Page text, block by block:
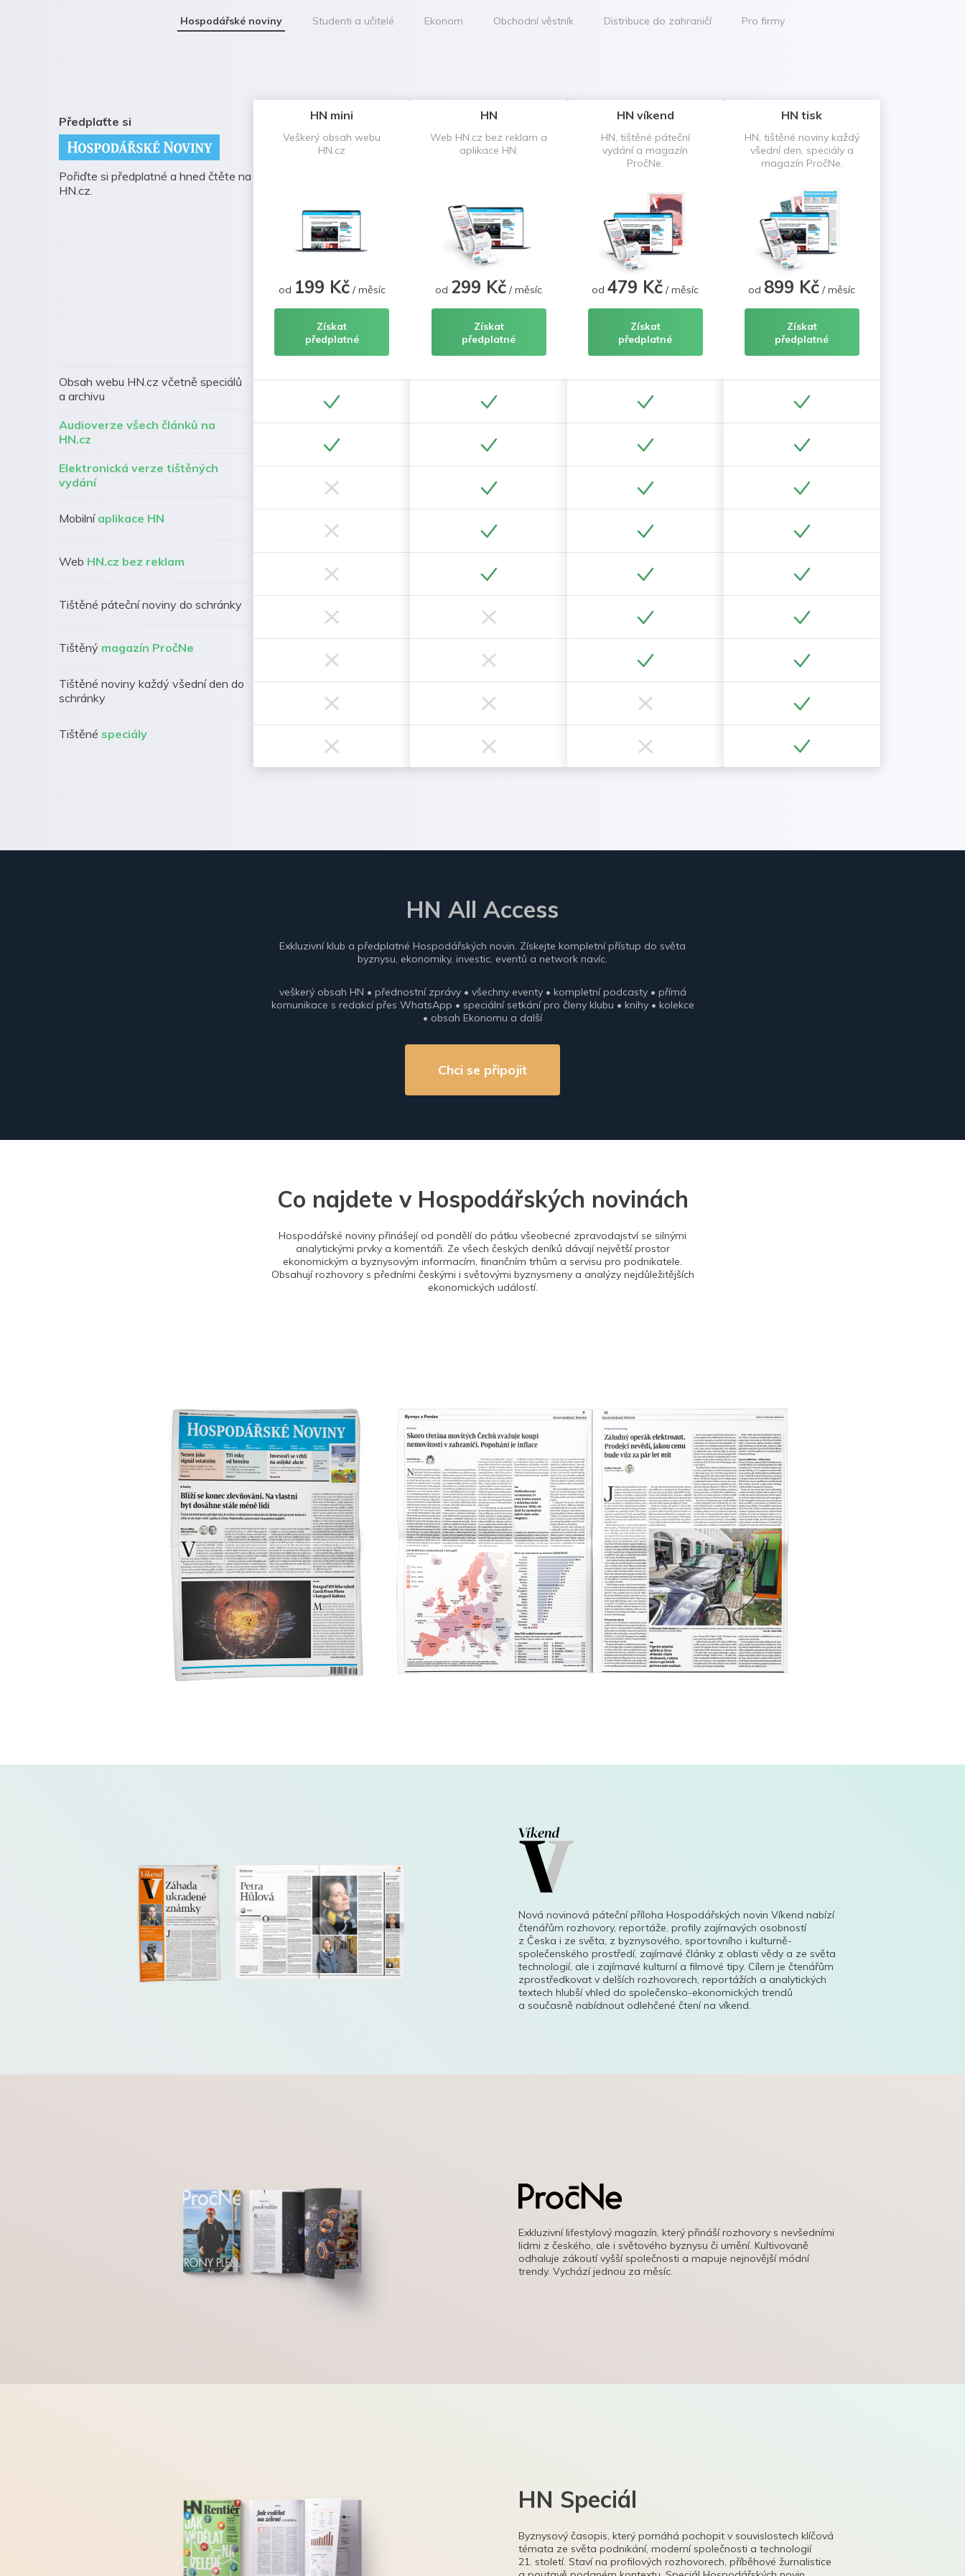
Hospodářské noviny Studenti a učitelé Ekonom Obchodní věstník Distribuce do zahraničí Pro firmy
Předplaťte si
Pořiďte si předplatné a hned čtěte na
HN.cz.
Obsah webu HN.cz včetně speciálů
a archivu
Audioverze všech článků na
HN.cz
Elektronická verze tištěných
vydání
Mobilní aplikace HN
Web HN.cz bez reklam
Tištěné páteční noviny do schránky
Tištěný magazín PročNe
Tištěné noviny každý všední den do
schránky
Tištěné speciály
HN mini
Veškerý obsah webu
HN.cz
od 199 Kč/ měsíc
Získat
předplatné
HN
Web HN.cz bez reklam a
aplikace HN.
od 299 Kč / měsíc
Získat
předplatné
HN víkend
HN, tištěné páteční
vydání a magazín
PročNe.
od479 Kč / měsíc
Získat
předplatné
HN tisk
HN, tištěné noviny každý
všední den, speciály a
magazín PročNe.
od 899 Kč / měsíc
Získat
předplatné
HN All Access
Exkluzivní klub a předplatné Hospodářských novin. Získejte kompletní přístup do světa
byznysu, ekonomiky, investic, eventů a network navíc.
veškerý obsah HN • přednostní zprávy • všechny eventy • kompletní podcasty • přímá
komunikace s redakcí přes WhatsApp • speciální setkání pro členy klubu • knihy • kolekce
• obsah Ekonomu a další
Chci se připojit
Co najdete v Hospodářských novinách
Hospodářské noviny přinášejí od pondělí do pátku všeobecné zpravodajství se silnými
analytickými prvky a komentáři. Ze všech českých deníků dávají největší prostor
ekonomickým a byznysovým informacím, finančním trhům a servisu pro podnikatele.
Obsahují rozhovory s předními českými i světovými byznysmeny a analýzy nejdůležitějších
ekonomických událostí.
Nová novinová páteční příloha Hospodářských novin Víkend nabízí
čtenářům rozhovory, reportáže, profily zajímavých osobností
z Česka i ze světa, z byznysového, sportovního i kulturně-
společenského prostředí, zajímavé články z oblasti vědy a ze světa
technologií, ale i zajímavé kulturní a filmové tipy. Cílem je čtenářům
zprostředkovat v delších rozhovorech, reportážích a analytických
textech hlubší vhled do společensko-ekonomických trendů
a současně nabídnout odlehčené čtení na víkend.
Exkluzivní lifestylový magazín, který přináší rozhovory s nevšedními
lidmi z českého, ale i světového byznysu či umění. Kultivovaně
odhaluje zákoutí vyšší společnosti a mapuje nejnovější módní
trendy. Vychází jednou za měsíc.
HN Speciál
Byznysový časopis, který pomáhá pochopit v souvislostech klíčová
témata ze světa podnikání, moderní společnosti a technologií
21. století. Staví na profilových rozhovorech, příběhové žurnalistice